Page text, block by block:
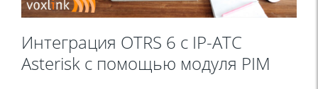
Интеграция OTRS 6 с IP-АТС
Asterisk с помощью модуля PIM